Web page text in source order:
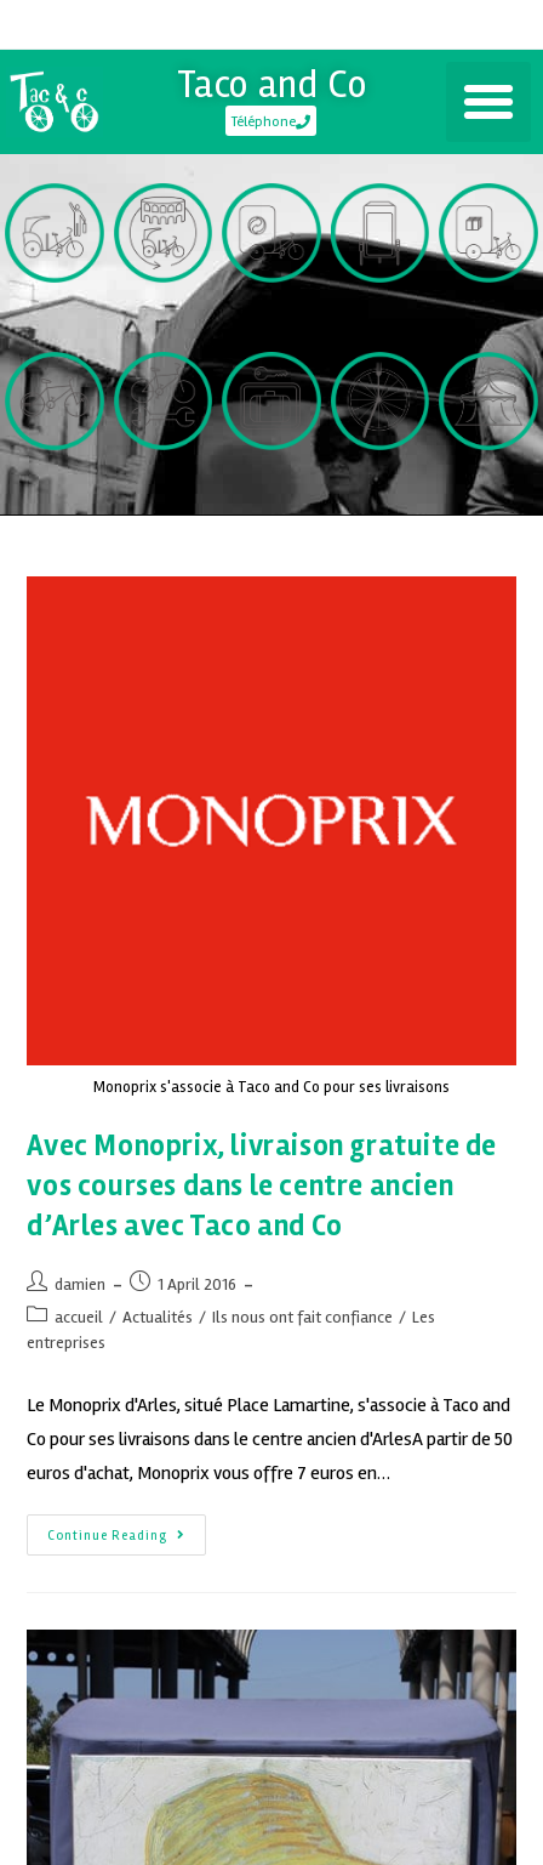
Taco and Co
Téléphone
Monoprix s'associe à Taco and Co pour ses livraisons
Avec Monoprix, livraison gratuite de
vos courses dans le centre ancien
d’Arles avec Taco and Co
damien
1 April 2016
accueil / Actualités / Ils nous ont fait confiance / Les
entreprises
Le Monoprix d'Arles, situé Place Lamartine, s'associe à Taco and
Co pour ses livraisons dans le centre ancien d'ArlesA partir de 50
euros d'achat, Monoprix vous offre 7 euros en…
Continue Reading